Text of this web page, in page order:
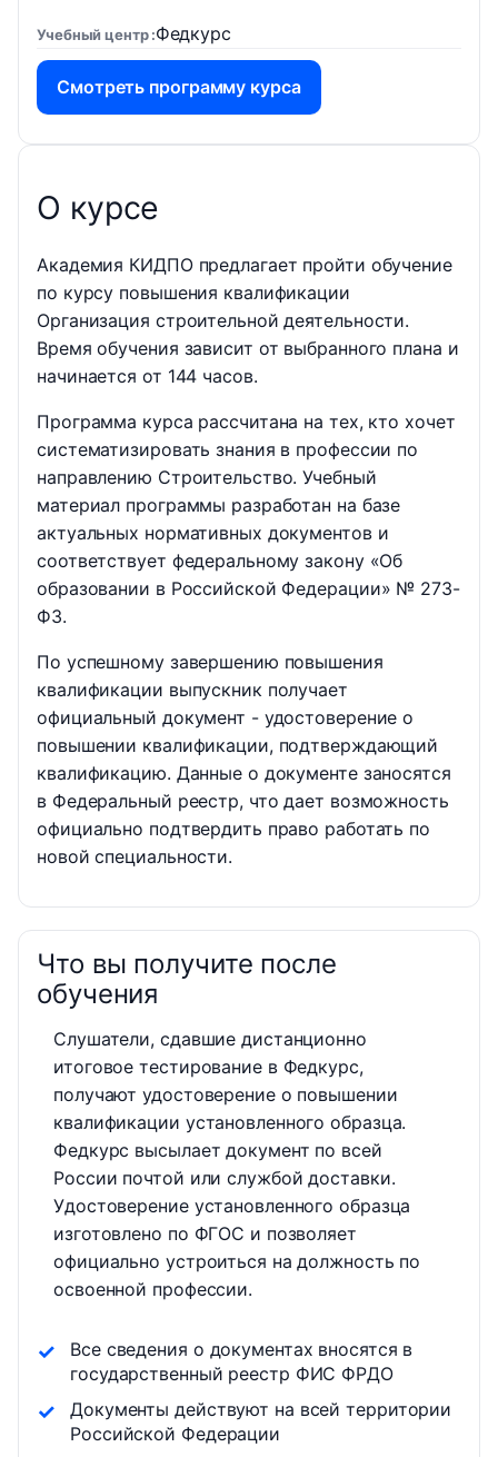
Учебный центр Федкурс
Смотреть программу курса
О курсе
Академия КИДПО предлагает пройти обучение
по курсу повышения квалификации
Организация строительной деятельности.
Время обучения зависит от выбранного плана и
начинается от 144 часов.
Программа курса рассчитана на тех, кто хочет
систематизировать знания в профессии по
направлению Строительство. Учебный
материал программы разработан на базе
актуальных нормативных документов и
соответствует федеральному закону «Об
образовании в Российской Федерации» № 273-
ФЗ.
По успешному завершению повышения
квалификации выпускник получает
официальный документ - удостоверение о
повышении квалификации, подтверждающий
квалификацию. Данные о документе заносятся
в Федеральный реестр, что дает возможность
официально подтвердить право работать по
новой специальности.
Что вы получите после
обучения
Слушатели, сдавшие дистанционно
итоговое тестирование в Федкурс,
получают удостоверение о повышении
квалификации установленного образца.
Федкурс высылает документ по всей
России почтой или службой доставки.
Удостоверение установленного образца
изготовлено по ФГОС и позволяет
официально устроиться на должность по
освоенной профессии.
Все сведения о документах вносятся в
государственный реестр ФИС ФРДО
Документы действуют на всей территории
Российской Федерации